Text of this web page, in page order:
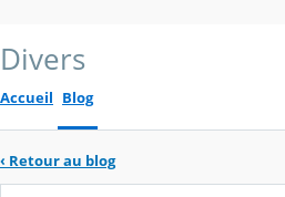
Divers
Accueil Blog
‹ Retour au blog